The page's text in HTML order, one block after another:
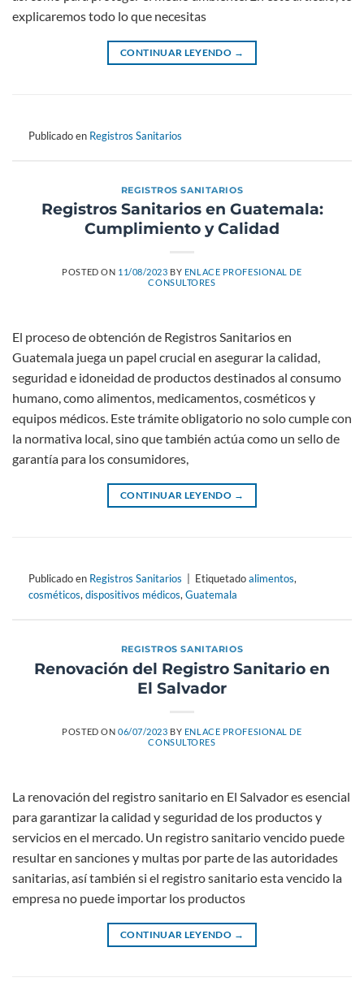
explicaremos todo lo que necesitas
CONTINUAR LEYENDO →
Publicado en Registros Sanitarios
REGISTROS SANITARIOS
Registros Sanitarios en Guatemala:
Cumplimiento y Calidad
POSTED ON 11/08/2023 BY ENLACE PROFESIONAL DE
CONSULTORES
El proceso de obtención de Registros Sanitarios en
Guatemala juega un papel crucial en asegurar la calidad,
seguridad e idoneidad de productos destinados al consumo
humano, como alimentos, medicamentos, cosméticos y
equipos médicos. Este trámite obligatorio no solo cumple con
la normativa local, sino que también actúa como un sello de
garantía para los consumidores,
CONTINUAR LEYENDO →
Publicado en Registros Sanitarios Etiquetadoalimentos,
cosméticos,dispositivos médicos,Guatemala
REGISTROS SANITARIOS
Renovación del Registro Sanitario en
El Salvador
POSTED ON 06/07/2023 BY ENLACE PROFESIONAL DE
CONSULTORES
La renovación del registro sanitario en El Salvador es esencial
para garantizar la calidad y seguridad de los productos y
servicios en el mercado. Un registro sanitario vencido puede
resultar en sanciones y multas por parte de las autoridades
sanitarias, así también si el registro sanitario esta vencido la
empresa no puede importar los productos
CONTINUAR LEYENDO →